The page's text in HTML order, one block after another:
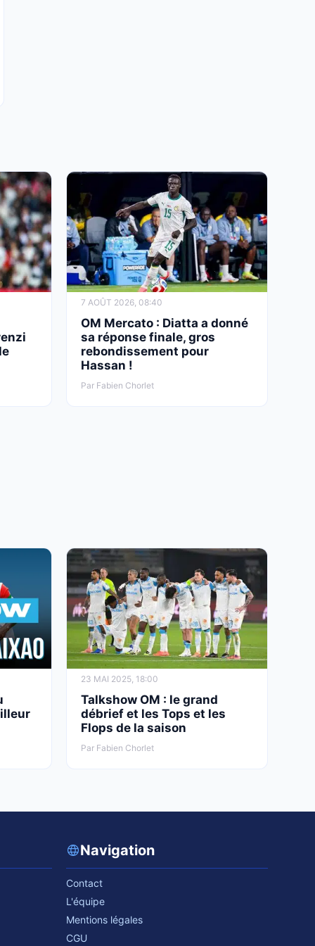
7 AOÛT 2026, 08:40
OM Mercato : Diatta a donné
sa réponse finale, gros
rebondissement pour
Hassan !
Par Fabien Chorlet
23 MAI 2025, 18:00
Talkshow OM : le grand
débrief et les Tops et les
Flops de la saison
Par Fabien Chorlet
Navigation
Contact
L'équipe
Mentions légales
CGU